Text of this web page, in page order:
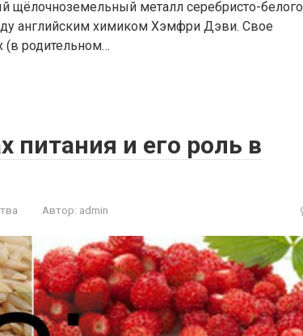
щёлочноземельный металл серебристо-белого
английским химиком Хэмфри Дэви. Свое
(в родительном…
питания и его роль в
Автор: admin